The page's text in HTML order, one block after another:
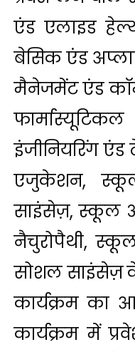
एंड एलाइड
बेसिक एंड
मैनेजमेंट एंड
इंजीनियरिंग
एजुकेशन,
साइंसेज़, स्कूल
नैचुरोपैथी,
सोशल साइंसेज़ के
कार्यक्रम का
कार्यक्रम में